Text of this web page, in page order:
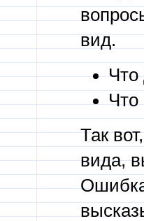
вид.
Что
Что
Так
вида,